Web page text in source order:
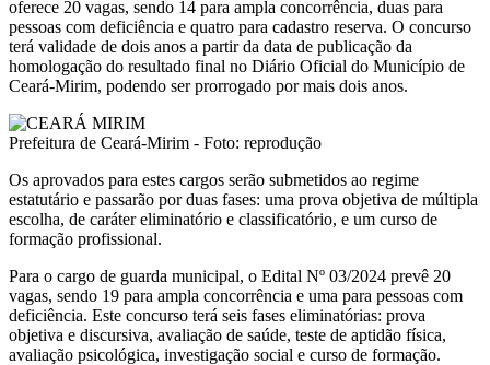
oferece 20 vagas, sendo 14 para ampla concorrência, duas para
pessoas com deficiência e quatro para cadastro reserva. O concurso
terá validade de dois anos a partir da data de publicação da
homologação do resultado final no Diário Oficial do Município de
Ceará-Mirim, podendo ser prorrogado por mais dois anos.
Prefeitura de Ceará-Mirim - Foto: reprodução
Os aprovados para estes cargos serão submetidos ao regime
estatutário e passarão por duas fases: uma prova objetiva de múltipla
escolha, de caráter eliminatório e classificatório, e um curso de
formação profissional.
Para o cargo de guarda municipal, o Edital Nº 03/2024 prevê 20
vagas, sendo 19 para ampla concorrência e uma para pessoas com
deficiência. Este concurso terá seis fases eliminatórias: prova
objetiva e discursiva, avaliação de saúde, teste de aptidão física,
avaliação psicológica, investigação social e curso de formação.